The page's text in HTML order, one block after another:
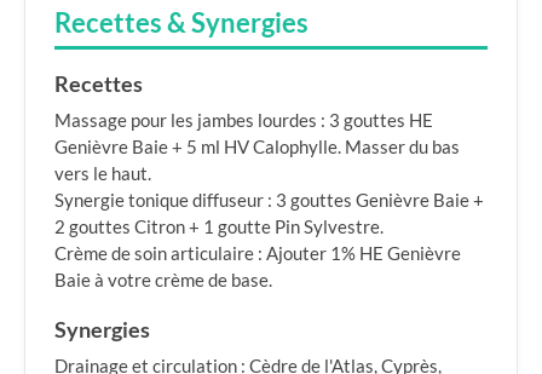
Recettes & Synergies
Recettes
Massage pour les jambes lourdes : 3 gouttes HE
Genièvre Baie + 5 ml HV Calophylle. Masser du bas
vers le haut.
Synergie tonique diffuseur : 3 gouttes Genièvre Baie +
2 gouttes Citron + 1 goutte Pin Sylvestre.
Crème de soin articulaire : Ajouter 1% HE Genièvre
Baie à votre crème de base.
Synergies
Drainage et circulation : Cèdre de l'Atlas, Cyprès,